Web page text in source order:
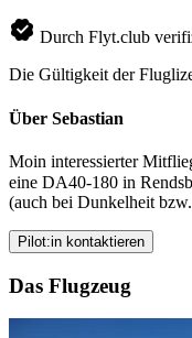
Durch Flyt.club
Die Gültigkeit der
Über Sebastian
Moin interessierter
eine DA40-180 in
(auch bei Dunkelheit
Pilot:in kontaktieren
Das Flugzeug